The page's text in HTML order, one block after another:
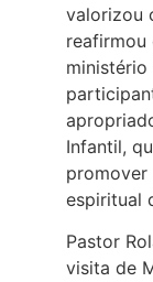
valorizou
reafirmou
Infantil,
promover
espiritual
Pastor
visita de